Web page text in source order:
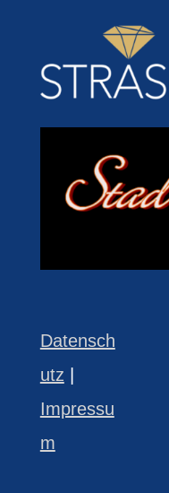
Datensch
utz
Impressu
m